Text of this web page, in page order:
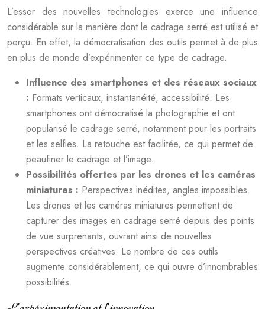
L’essor des nouvelles technologies exerce une influence
considérable sur la manière dont le cadrage serré est utilisé et
perçu. En effet, la démocratisation des outils permet à de plus
en plus de monde d’expérimenter ce type de cadrage.
Influence des smartphones et des réseaux sociaux
: Formats verticaux, instantanéité, accessibilité. Les
smartphones ont démocratisé la photographie et ont
popularisé le cadrage serré, notamment pour les portraits
et les selfies. La retouche est facilitée, ce qui permet de
peaufiner le cadrage et l’image.
Possibilités offertes par les drones et les caméras
miniatures : Perspectives inédites, angles impossibles.
Les drones et les caméras miniatures permettent de
capturer des images en cadrage serré depuis des points
de vue surprenants, ouvrant ainsi de nouvelles
perspectives créatives. Le nombre de ces outils
augmente considérablement, ce qui ouvre d’innombrables
possibilités.